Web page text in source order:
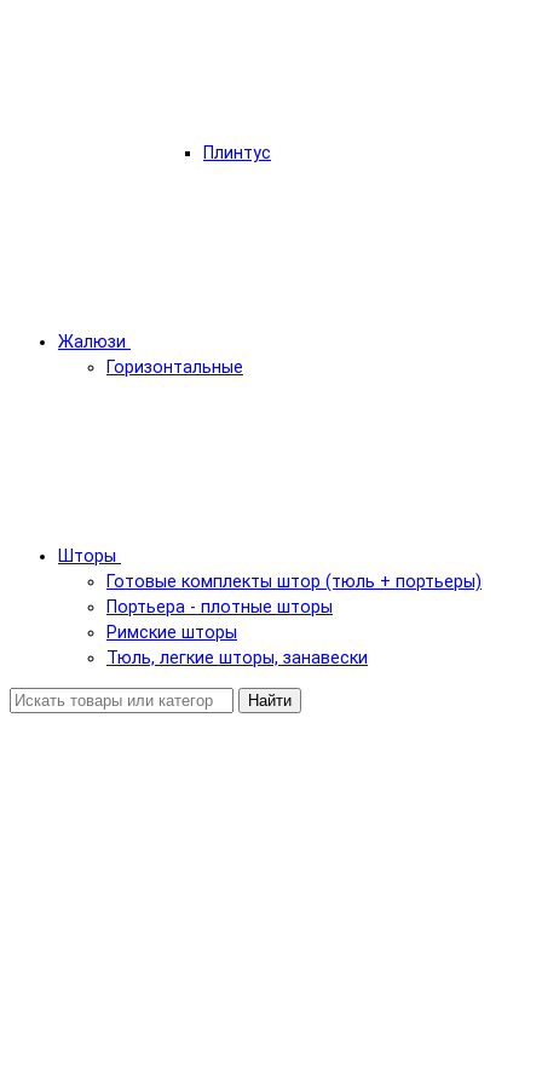
Плинтус
Жалюзи
Горизонтальные
Шторы
Готовые комплекты штор (тюль + портьеры)
Портьера - плотные шторы
Римские шторы
Тюль, легкие шторы, занавески
Найти